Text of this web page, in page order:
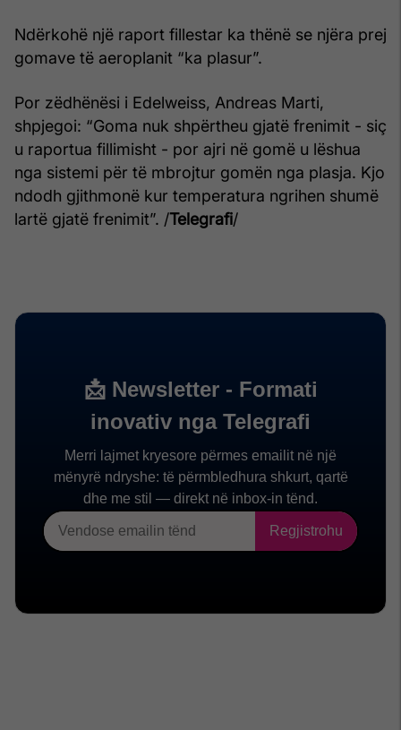
Ndërkohë një raport fillestar ka thënë se njëra prej
gomave të aeroplanit “ka plasur”.
Por zëdhënësi i Edelweiss, Andreas Marti,
shpjegoi: “Goma nuk shpërtheu gjatë frenimit - siç
u raportua fillimisht - por ajri në gomë u lëshua
nga sistemi për të mbrojtur gomën nga plasja. Kjo
ndodh gjithmonë kur temperatura ngrihen shumë
lartë gjatë frenimit”. /Telegrafi/